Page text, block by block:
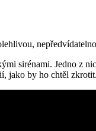
sirénami. Jedno z
jako by ho chtěl